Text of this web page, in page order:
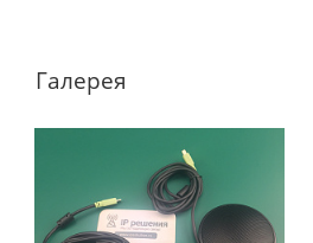
Галерея